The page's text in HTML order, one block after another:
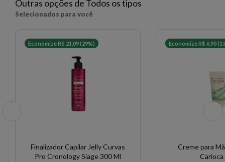
3474630645271 - 1660
Outras opções de Todos os tipos
Selecionados para você
Economize R$ 21,09 (29%)
Finalizador Capilar Jelly Curvas
Pro Cronology Siage 300 Ml
Economize R$ 6,90
Creme para